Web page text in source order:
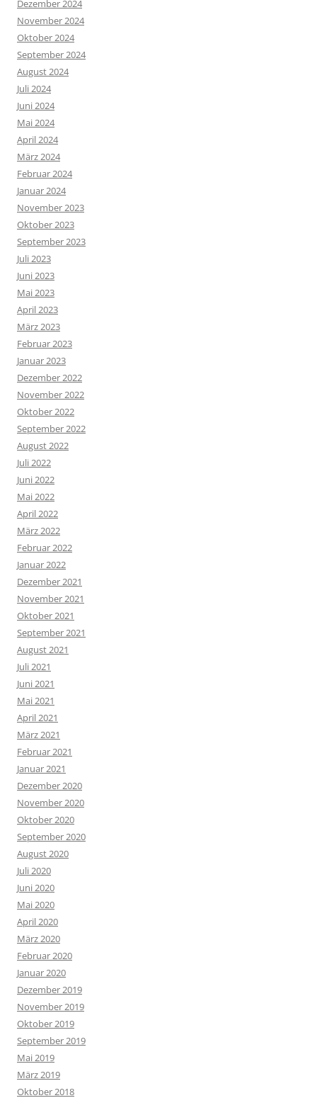
Dezember 2024
November 2024
Oktober 2024
September 2024
August 2024
Juli 2024
Juni 2024
Mai 2024
April 2024
März 2024
Februar 2024
Januar 2024
November 2023
Oktober 2023
September 2023
Juli 2023
Juni 2023
Mai 2023
April 2023
März 2023
Februar 2023
Januar 2023
Dezember 2022
November 2022
Oktober 2022
September 2022
August 2022
Juli 2022
Juni 2022
Mai 2022
April 2022
März 2022
Februar 2022
Januar 2022
Dezember 2021
November 2021
Oktober 2021
September 2021
August 2021
Juli 2021
Juni 2021
Mai 2021
April 2021
März 2021
Februar 2021
Januar 2021
Dezember 2020
November 2020
Oktober 2020
September 2020
August 2020
Juli 2020
Juni 2020
Mai 2020
April 2020
März 2020
Februar 2020
Januar 2020
Dezember 2019
November 2019
Oktober 2019
September 2019
Mai 2019
März 2019
Oktober 2018